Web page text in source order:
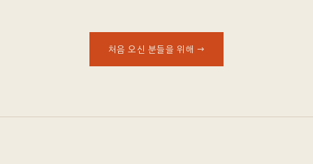
처음 오신 분들을 위해 →